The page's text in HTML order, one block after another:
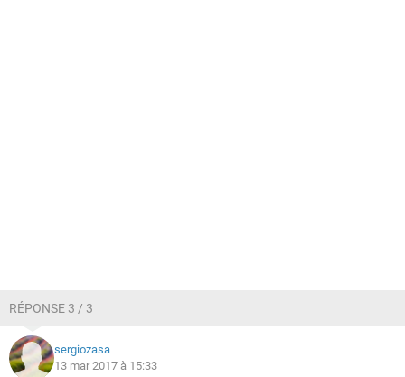
RÉPONSE 3 / 3
sergiozasa
13 mar 2017 à 15:33